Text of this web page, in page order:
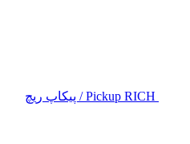
Pickup RICH / پیکاپ ریچ